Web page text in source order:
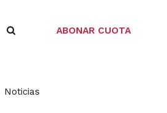
ABONAR CUOTA
Noticias